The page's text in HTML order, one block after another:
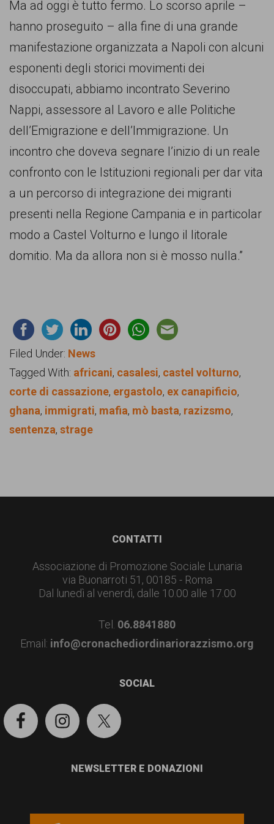
Ma ad oggi è tutto fermo. Lo scorso aprile –
hanno proseguito – alla fine di una grande
manifestazione organizzata a Napoli con alcuni
esponenti degli storici movimenti dei
disoccupati, abbiamo incontrato Severino
Nappi, assessore al Lavoro e alle Politiche
dell’Emigrazione e dell’Immigrazione. Un
incontro che doveva segnare l’inizio di un reale
confronto con le Istituzioni regionali per dar vita
a un percorso di integrazione dei migranti
presenti nella Regione Campania e in particolar
modo a Castel Volturno e lungo il litorale
domitio. Ma da allora non si è mosso nulla.”
Filed Under: News
Tagged With: africani, casalesi, castel volturno,
corte di cassazione, ergastolo, ex canapificio,
ghana, immigrati, mafia, mò basta, razizsmo,
sentenza, strage
CONTATTI
Associazione di Promozione Sociale Lunaria
via Buonarroti 51, 00185 - Roma
Dal lunedì al venerdì, dalle 10.00 alle 17.00
Tel. 06.8841880
Email: info@cronachediordinariorazzismo.org
SOCIAL
NEWSLETTER E DONAZIONI